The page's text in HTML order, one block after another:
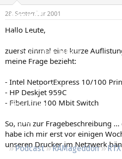
Forum
Aktuelles
Empfohlene Inhalte
Neueste Aktivitäten
Leserartikel
Regeln
Podcast RAMageddon
e
r
t
28. September 2001
Hallo Leute,
zuerst einmal eine kurze
meine Frage bezieht:
- Intel NetportExpress 10/100
- HP Deskjet 959C
- FiberLine 100 Mbit Switch
So, nun zur Fragebeschreibung
habe ich mir erst vor einigen
unseren Drucker im Netzwerk